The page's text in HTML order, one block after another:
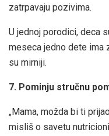
zatrpavaju pozivima.
U jednoj porodici, deca
meseca jedno dete ima
su mirniji.
7. Pominju stručnu
„Mama, možda bi ti
misliš o savetu